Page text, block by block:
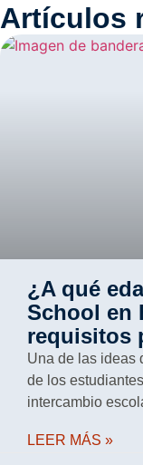
Artículos
¿A qué
School en
requisitos
Una de las ideas
de los
intercambio
LEER MÁS »